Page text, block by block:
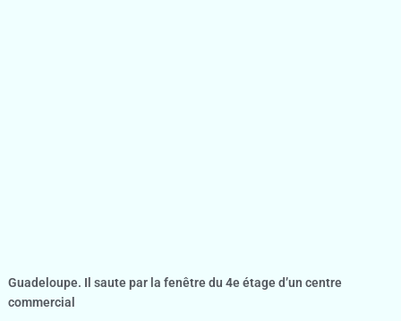
Guadeloupe. Il saute par la fenêtre du 4e étage d’un centre
commercial